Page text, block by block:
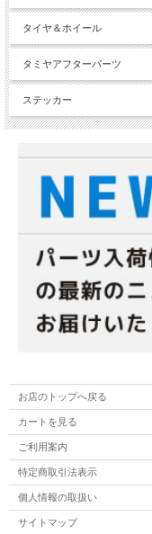
タイヤ＆ホイール
タミヤアフターパーツ
ステッカー
お店のトップへ戻る
カートを見る
ご利用案内
特定商取引法表示
個人情報の取扱い
サイトマップ